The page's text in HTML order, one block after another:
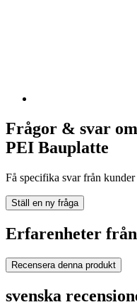
Frågor & svar
PEI Bauplatte
Få specifika svar från
Ställ en ny fråga
Erfarenheter
Recensera denna produkt
svenska